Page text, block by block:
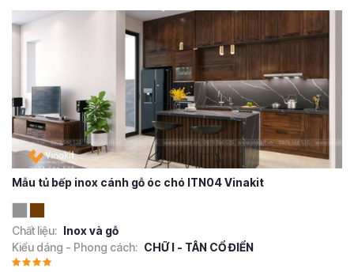
Mẫu tủ bếp inox cánh gỗ óc chó ITN04 Vinakit
Chất liệu: Inox và gỗ
Kiểu dáng - Phong cách: CHỮ I - TÂN CỔ ĐIỂN